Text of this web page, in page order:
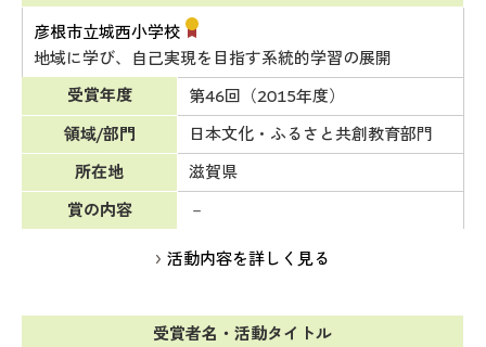
彦根市立城西小学校
地域に学び、自己実現を目指す系統的学習の展開
受賞年度
第46回（2015年度）
領域/部門
日本文化・ふるさと共創教育部門
所在地
滋賀県
賞の内容
－
活動内容を詳しく見る
受賞者名・活動タイトル